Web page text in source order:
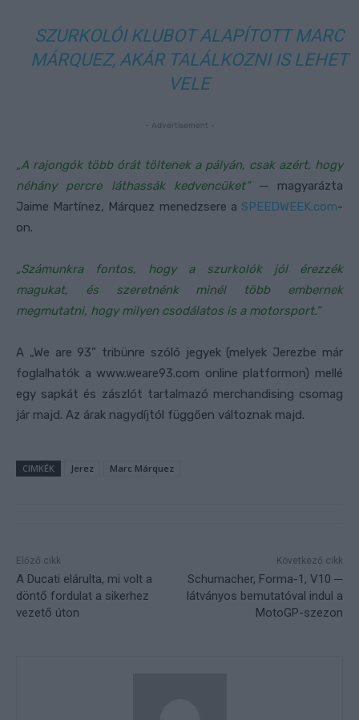
SZURKOLÓI KLUBOT ALAPÍTOTT MARC
MÁRQUEZ, AKÁR TALÁLKOZNI IS LEHET
VELE
- Advertisement -
„A rajongók több órát töltenek a pályán, csak azért, hogy
néhány percre láthassák kedvencüket”─ magyarázta
Jaime Martínez, Márquez menedzsere a SPEEDWEEK.com-
on.
„Számunkra fontos, hogy a szurkolók jól érezzék
magukat, és szeretnénk minél több embernek
megmutatni, hogy milyen csodálatos is a motorsport.”
A „We are 93” tribünre szóló jegyek (melyek Jerezbe már
foglalhatók a www.weare93.com online platformon) mellé
egy sapkát és zászlót tartalmazó merchandising csomag
jár majd. Az árak nagydíjtól függően változnak majd.
CIMKÉK Jerez Marc Márquez
Előző cikk
A Ducati elárulta, mi volt a
döntő fordulat a sikerhez
vezető úton
Következő cikk
Schumacher, Forma-1, V10 ─
látványos bemutatóval indul a
MotoGP-szezon